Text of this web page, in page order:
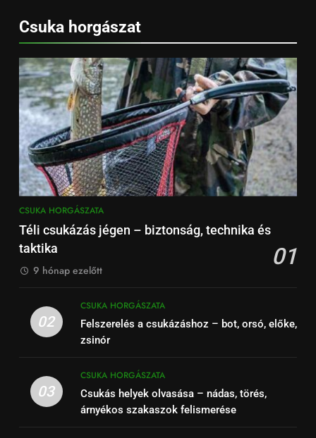
Csuka horgászat
CSUKA HORGÁSZATA
Téli csukázás jégen – biztonság, technika és
taktika
01
9 hónap ezelőtt
02
CSUKA HORGÁSZATA
Felszerelés a csukázáshoz – bot, orsó, előke,
zsinór
03
CSUKA HORGÁSZATA
Csukás helyek olvasása – nádas, törés,
árnyékos szakaszok felismerése